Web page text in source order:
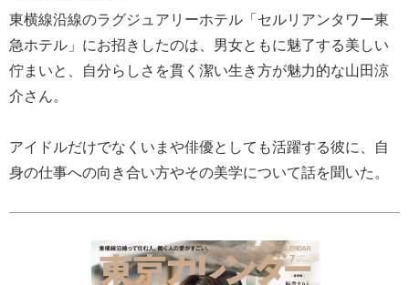
東横線沿線のラグジュアリーホテル「セルリアンタワー東
急ホテル」にお招きしたのは、男女ともに魅了する美しい
佇まいと、自分らしさを貫く潔い生き方が魅力的な山田涼
介さん。
アイドルだけでなくいまや俳優としても活躍する彼に、自
身の仕事への向き合い方やその美学について話を聞いた。